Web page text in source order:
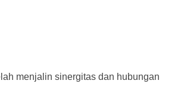
menjalin sinergitas dan hubungan